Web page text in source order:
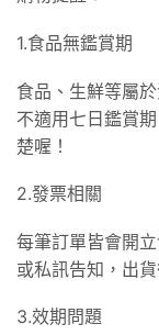
1.食品無鑑賞期
食品、生鮮等屬
不適用七日鑑賞
楚喔！
2.發票相關
每筆訂單皆會開
或私訊告知，出
3.效期問題